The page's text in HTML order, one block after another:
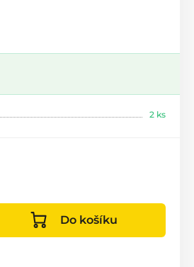
2 ks
Do košíku